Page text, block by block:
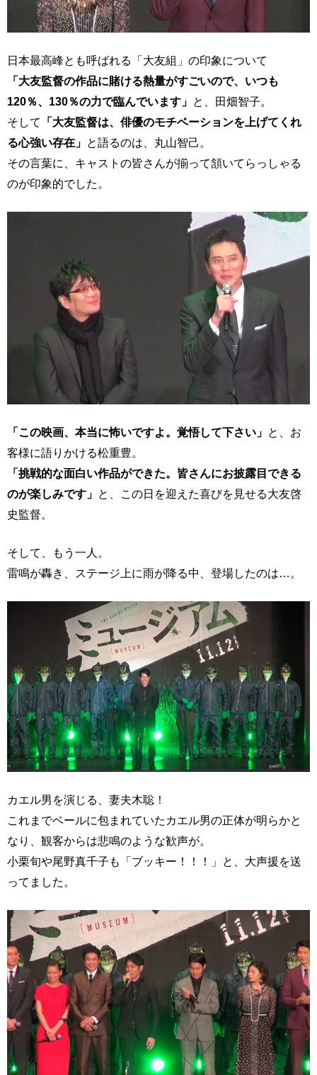
日本最高峰とも呼ばれる「大友組」の印象について
「大友監督の作品に賭ける熱量がすごいので、いつも
120％、130％の力で臨んでいます」 と、田畑智子。
そして
「大友監督は、俳優のモチベーションを上げてくれ
る心強い存在」 と語るのは、丸山智己。
その言葉に、キャストの皆さんが揃って頷いてらっしゃる
のが印象的でした。
「この映画、本当に怖いですよ。覚悟して下さい」
と、お
客様に語りかける松重豊。
「挑戦的な面白い作品ができた。皆さんにお披露目できる
のが楽しみです」
と、この日を迎えた喜びを見せる大友啓
史監督。
そして、もう一人。
雷鳴が轟き、ステージ上に雨が降る中、登場したのは…。
カエル男を演じる、妻夫木聡！
これまでベールに包まれていたカエル男の正体が明らかと
なり、観客からは悲鳴のような歓声が。
小栗旬や尾野真千子も「ブッキー！！！」と、大声援を送
ってました。